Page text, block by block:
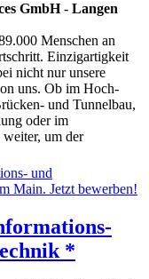
GmbH- Langen
Menschen an
Einzigartigkeit
nicht nur unsere
uns. Ob im Hoch-
und Tunnelbau,
oder im
um der
*